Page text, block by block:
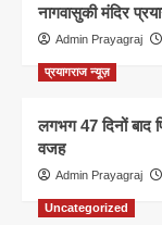
नागवासुकी मंदिर
Admin Prayagraj
प्रयागराज न्यूज़
लगभग 47 दिनों
वजह
Admin Prayagraj
Uncategorized